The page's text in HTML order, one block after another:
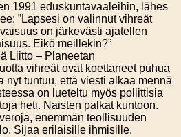
1991 eduskuntavaaleihin, lähes
”Lapsesi on valinnut vihreät
on järkevästi ajatellen
Eikö meillekin?”
Liitto – Planeetan
vihreät ovat koettaneet puhua
nyt tuntuu, että viesti alkaa mennä
on lueteltu myös poliittisia
heti. Naisten palkat kuntoon.
enemmän teollisuuden
Sijaa erilaisille ihmisille.